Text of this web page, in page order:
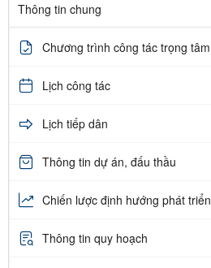
Thông tin chung
Chương trình công tác trọng tâm
Lịch công tác
Lịch tiếp dân
Thông tin dự án, đấu thầu
Chiến lược định hướng phát triển
Thông tin quy hoạch